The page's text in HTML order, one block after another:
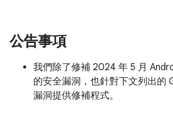
公告事項
我們除了修補 2024 年 5 月
的安全漏洞，也針對下文列出的
漏洞提供修補程式。